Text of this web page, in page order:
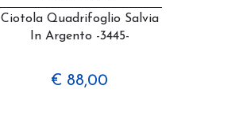
Ciotola Quadrifoglio Salvia
In Argento -3445-
€ 88,00